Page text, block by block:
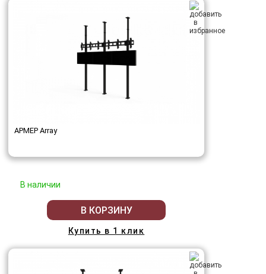
АРМЕР Array
В наличии
В КОРЗИНУ
Купить в 1 клик